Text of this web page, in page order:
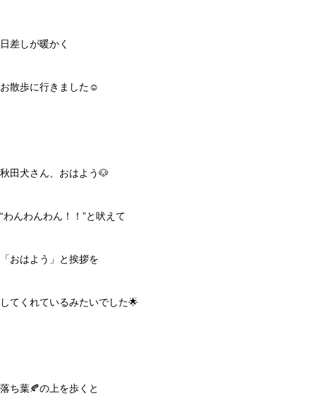
日差しが暖かく
お散歩に行きました☺️
秋田犬さん、おはよう🐶
“わんわんわん！！”と吠えて
「おはよう」と挨拶を
してくれているみたいでした🌟
落ち葉🍂の上を歩くと